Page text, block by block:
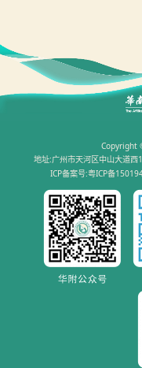
Copyright
地址:广州市天河区中山大道
ICP备案号:粤ICP备